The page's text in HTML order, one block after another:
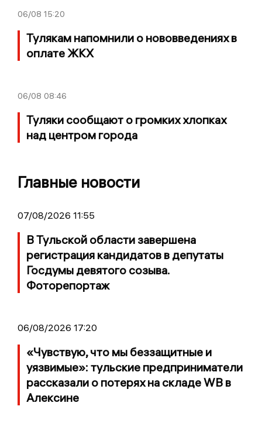
06/08 15:20
Тулякам напомнили о нововведениях в
оплате ЖКХ
06/08 08:46
Туляки сообщают о громких хлопках
над центром города
Главные новости
07/08/2026 11:55
В Тульской области завершена
регистрация кандидатов в депутаты
Госдумы девятого созыва.
Фоторепортаж
06/08/2026 17:20
«Чувствую, что мы беззащитные и
уязвимые»: тульские предприниматели
рассказали о потерях на складе WB в
Алексине